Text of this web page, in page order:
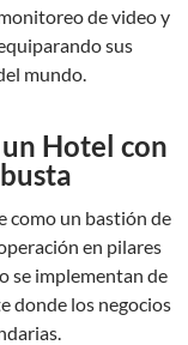
de video y
sus
mundo.
Hotel con
como un bastión de
en pilares
se implementan de
donde los negocios